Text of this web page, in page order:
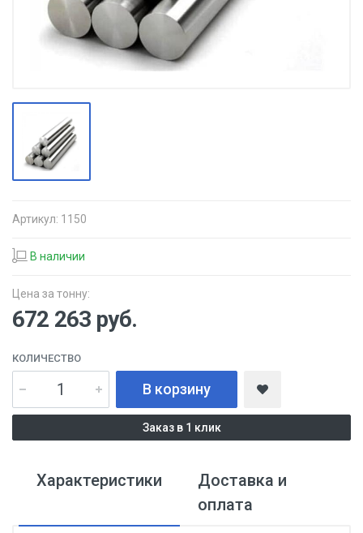
Артикул: 1150
В наличии
Цена за тонну:
672 263 руб.
КОЛИЧЕСТВО
В корзину
Заказ в 1 клик
Характеристики
Доставка и
оплата